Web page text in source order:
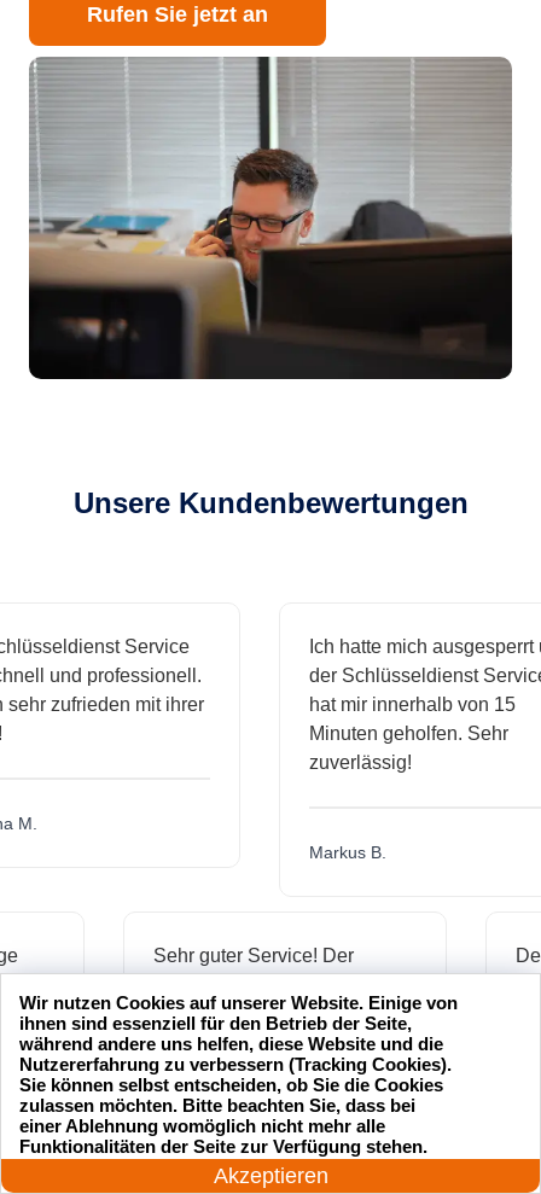
Rufen Sie jetzt an
Unsere Kundenbewertungen
Service
und professionell.
zufrieden mit ihrer
Ich hatte mich ausgesperrt und
der Schlüsseldienst Service
hat mir innerhalb von 15
Minuten geholfen. Sehr
zuverlässig!
Markus B.
Sehr guter Service! Der
und hat mir schnell geholfen,
als ich meine Schlüssel
verloren hatte.
Jonas M.
24 Stunden am Tag
Akzeptieren
Wir nutzen Cookies auf unserer Website. Einige von
ihnen sind essenziell für den Betrieb der Seite,
während andere uns helfen, diese Website und die
Nutzererfahrung zu verbessern (Tracking Cookies).
Sie können selbst entscheiden, ob Sie die Cookies
zulassen möchten. Bitte beachten Sie, dass bei
einer Ablehnung womöglich nicht mehr alle
Funktionalitäten der Seite zur Verfügung stehen.